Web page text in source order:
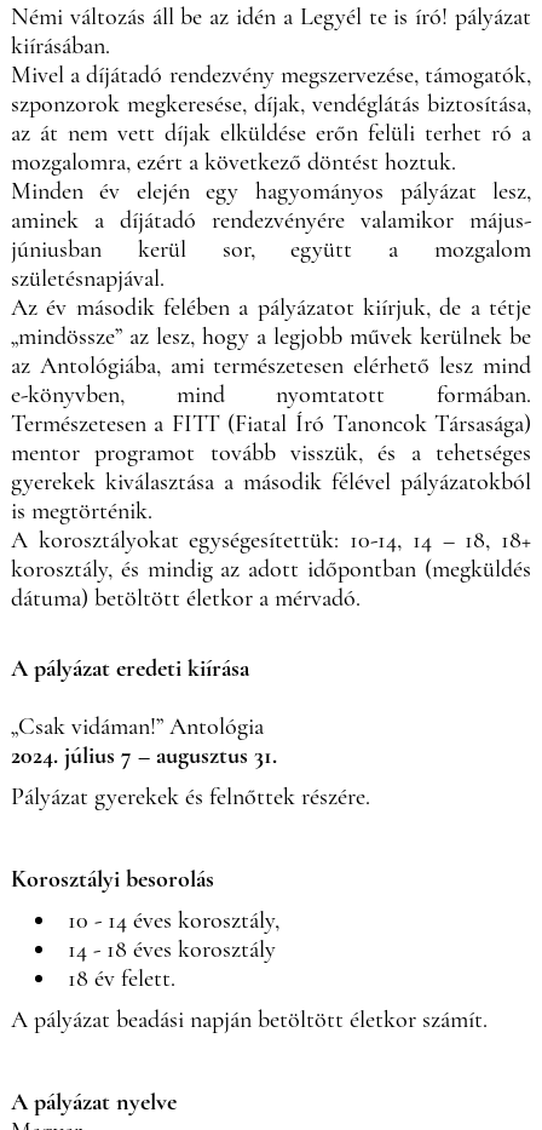
Némi változás áll be az idén a Legyél te is író! pályázat
kiírásában.
Mivel a díjátadó rendezvény megszervezése, támogatók,
szponzorok megkeresése, díjak, vendéglátás biztosítása,
az át nem vett díjak elküldése erőn felüli terhet ró a
mozgalomra, ezért a következő döntést hoztuk.
Minden év elején egy hagyományos pályázat lesz,
aminek a díjátadó rendezvényére valamikor május-
júniusban kerül sor, együtt a mozgalom
születésnapjával.
Az év második felében a pályázatot kiírjuk, de a tétje
„mindössze” az lesz, hogy a legjobb művek kerülnek be
az Antológiába, ami természetesen elérhető lesz mind
e-könyvben, mind nyomtatott formában.
Természetesen a FITT (Fiatal Író Tanoncok Társasága)
mentor programot tovább visszük, és a tehetséges
gyerekek kiválasztása a második félével pályázatokból
is megtörténik.
A korosztályokat egységesítettük: 10-14, 14 – 18, 18+
korosztály, és mindig az adott időpontban (megküldés
dátuma) betöltött életkor a mérvadó.
A pályázat eredeti kiírása
„Csak vidáman!” Antológia
2024. július 7 – augusztus 31.
Pályázat gyerekek és felnőttek részére.
Korosztályi besorolás
10 - 14 éves korosztály,
14 - 18 éves korosztály
18 év felett.
A pályázat beadási napján betöltött életkor számít.
A pályázat nyelve